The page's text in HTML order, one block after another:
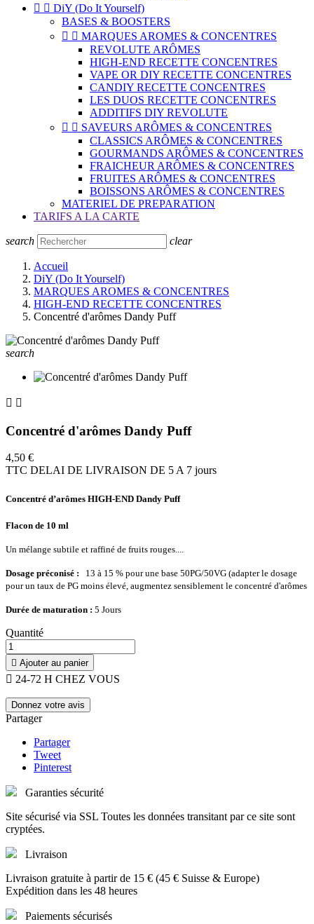
  DiY (Do It Yourself)
BASES & BOOSTERS
  MARQUES AROMES & CONCENTRES
REVOLUTE ARÔMES
HIGH-END RECETTE CONCENTRES
VAPE OR DIY RECETTE CONCENTRES
CANDIY RECETTE CONCENTRES
LES DUOS RECETTE CONCENTRES
ADDITIFS DIY REVOLUTE
  SAVEURS ARÔMES & CONCENTRES
CLASSICS ARÔMES & CONCENTRES
GOURMANDS ARÔMES & CONCENTRES
FRAICHEUR ARÔMES & CONCENTRES
FRUITES ARÔMES & CONCENTRES
BOISSONS ARÔMES & CONCENTRES
MATERIEL DE PREPARATION
TARIFS A LA CARTE
search clear
Accueil
DiY (Do It Yourself)
MARQUES AROMES & CONCENTRES
HIGH-END RECETTE CONCENTRES
Concentré d'arômes Dandy Puff
search
 
Concentré d'arômes Dandy Puff
4,50 €
TTC DELAI DE LIVRAISON DE 5 A 7 jours
Concentré d’arômes HIGH-END Dandy Puff
Flacon de 10 ml
Un mélange subtile et raffiné de fruits rouges....
Dosage préconisé :
13 à 15 % pour une base 50PG/50VG (adapter le dosage
pour un taux de PG moins élevé, augmentez sensiblement le concentré d'arômes
Durée de maturation : 5 Jours
Quantité
 Ajouter au panier
 24-72 H CHEZ VOUS
Donnez votre avis
Partager
Partager
Tweet
Pinterest
Garanties sécurité
Site sécurisé via SSL Toutes les données transitant par ce site sont
cryptées.
Livraison
Livraison gratuite à partir de 15 € (45 € Suisse & Europe)
Expédition dans les 48 heures
Paiements sécurisés